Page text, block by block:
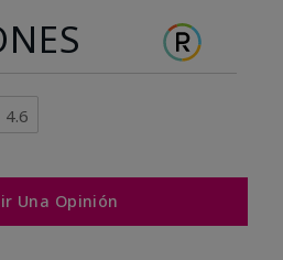
4.6
Una Opinión